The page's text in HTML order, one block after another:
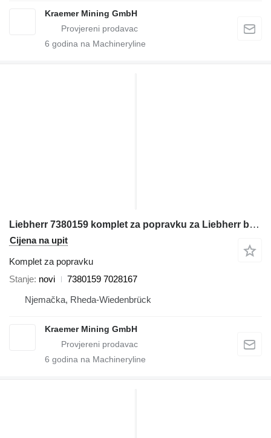
Kraemer Mining GmbH
6 godina na Machineryline
Liebherr 7380159 komplet za popravku za Liebherr bagera
Cijena na upit
Komplet za popravku
Stanje novi
7380159 7028167
Njemačka, Rheda-Wiedenbrück
Kraemer Mining GmbH
6 godina na Machineryline